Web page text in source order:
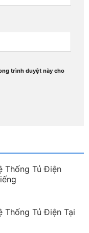
trình duyệt này cho
Thống Tủ Điện
Thống Tủ Điện Tại